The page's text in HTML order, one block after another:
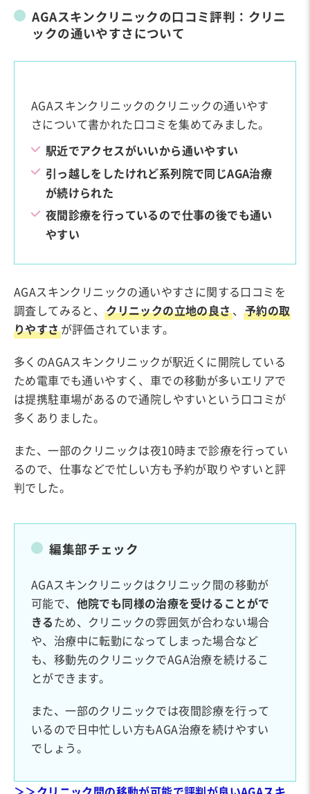
AGAスキンクリニックの口コミ評判：クリニ
ックの通いやすさについて
AGAスキンクリニックのクリニックの通いやす
さについて書かれた口コミを集めてみました。
駅近でアクセスがいいから通いやすい
引っ越しをしたけれど系列院で同じAGA治療
が続けられた
夜間診療を行っているので仕事の後でも通い
やすい
AGAスキンクリニックの通いやすさに関する口コミを
調査してみると、クリニックの立地の良さ、予約の取
りやすさが評価されています。
多くのAGAスキンクリニックが駅近くに開院している
ため電車でも通いやすく、車での移動が多いエリアで
は提携駐車場があるので通院しやすいという口コミが
多くありました。
また、一部のクリニックは夜10時まで診療を行ってい
るので、仕事などで忙しい方も予約が取りやすいと評
判でした。
編集部チェック
AGAスキンクリニックはクリニック間の移動が
可能で、 他院でも同様の治療を受けることがで
きるため、クリニックの雰囲気が合わない場合
や、治療中に転勤になってしまった場合など
も、移動先のクリニックでAGA治療を続けるこ
とができます。
また、一部のクリニックでは夜間診療を行って
いるので日中忙しい方もAGA治療を続けやすい
でしょう。